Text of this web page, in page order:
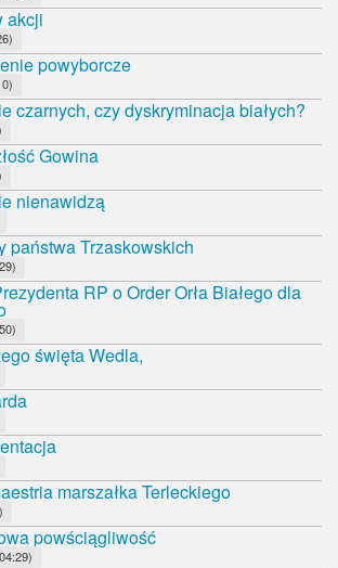
akcji
powyborcze
czarnych, czy dyskryminacja białych?
Gowina
nienawidzą
państwa Trzaskowskich
RP o Order Orła Białego dla
święta Wedla,
marszałka Terleckiego
powściągliwość